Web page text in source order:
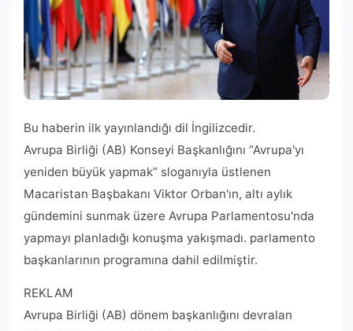
Bu haberin ilk yayınlandığı dil İngilizcedir.
Avrupa Birliği (AB) Konseyi Başkanlığını “Avrupa'yı
yeniden büyük yapmak” sloganıyla üstlenen
Macaristan Başbakanı Viktor Orban'ın, altı aylık
gündemini sunmak üzere Avrupa Parlamentosu'nda
yapmayı planladığı konuşma yakışmadı. parlamento
başkanlarının programına dahil edilmiştir.
REKLAM
Avrupa Birliği (AB) dönem başkanlığını devralan